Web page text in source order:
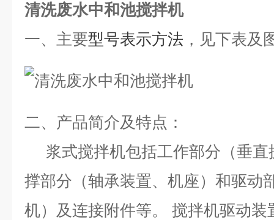
清洗废水中和池搅拌机
一、 主要型号表示方法 ，见下表及
二、 产品简介及特点：
浆式搅拌机包括工作部分（垂
撑部分（轴承装置、机座）和驱动
机）及连接附件等。 搅拌机驱动装